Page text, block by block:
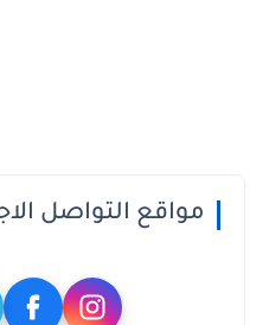
مواقع التواصل